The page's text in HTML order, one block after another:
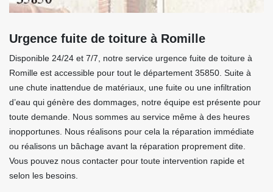
Urgence fuite de toiture à Romille
Disponible 24/24 et 7/7, notre service urgence fuite de toiture à
Romille est accessible pour tout le département 35850. Suite à
une chute inattendue de matériaux, une fuite ou une infiltration
d’eau qui génère des dommages, notre équipe est présente pour
toute demande. Nous sommes au service même à des heures
inopportunes. Nous réalisons pour cela la réparation immédiate
ou réalisons un bâchage avant la réparation proprement dite.
Vous pouvez nous contacter pour toute intervention rapide et
selon les besoins.